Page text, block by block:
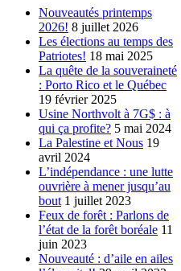
Nouveautés printemps
2026! 8 juillet 2026
Les élections au temps des
Patriotes! 18 mai 2025
La quête de la souveraineté
: Porto Rico et le Québec
19 février 2025
Usine Northvolt à 7G$ : à
qui ça profite? 5 mai 2024
La Palestine et Nous 19
avril 2024
L’indépendance : une lutte
ouvrière à mener jusqu’au
bout 1 juillet 2023
Feux de forêt : Parlons de
l’état de la forêt boréale 11
juin 2023
Nouveauté : d’aile en ailes